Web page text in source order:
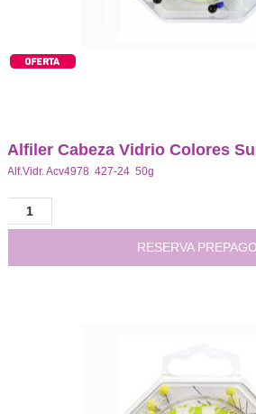
Alfiler Cabeza Vidrio Colores
Alf.Vidr. Acv4978 427-24 50g
RESERVA PREPAGO